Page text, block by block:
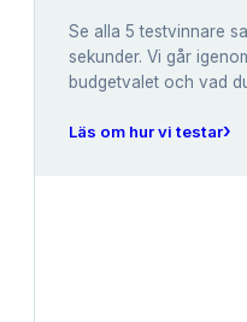
Se alla 5 testvinnare
sekunder. Vi går
budgetvalet och vad
Läs om hur vi testar›